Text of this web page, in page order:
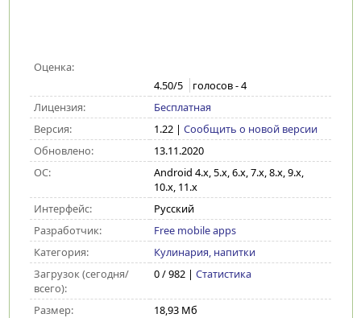
Оценка:
4.50/5 голосов -4
Лицензия:
Бесплатная
Версия:
1.22| Сообщить о новой версии
Обновлено:
13.11.2020
ОС:
Android 4.x, 5.x, 6.x, 7.x, 8.x, 9.x,
10.x, 11.x
Интерфейс:
Русский
Разработчик:
Free mobile apps
Категория:
Кулинария, напитки
Загрузок (сегодня/
всего):
0 / 982 | Статистика
Размер: 18,93 Мб